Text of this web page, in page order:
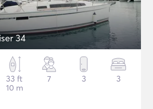
34
33 ft
10 m
7 3 3